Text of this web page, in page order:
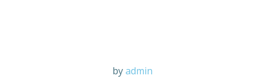
byadmin